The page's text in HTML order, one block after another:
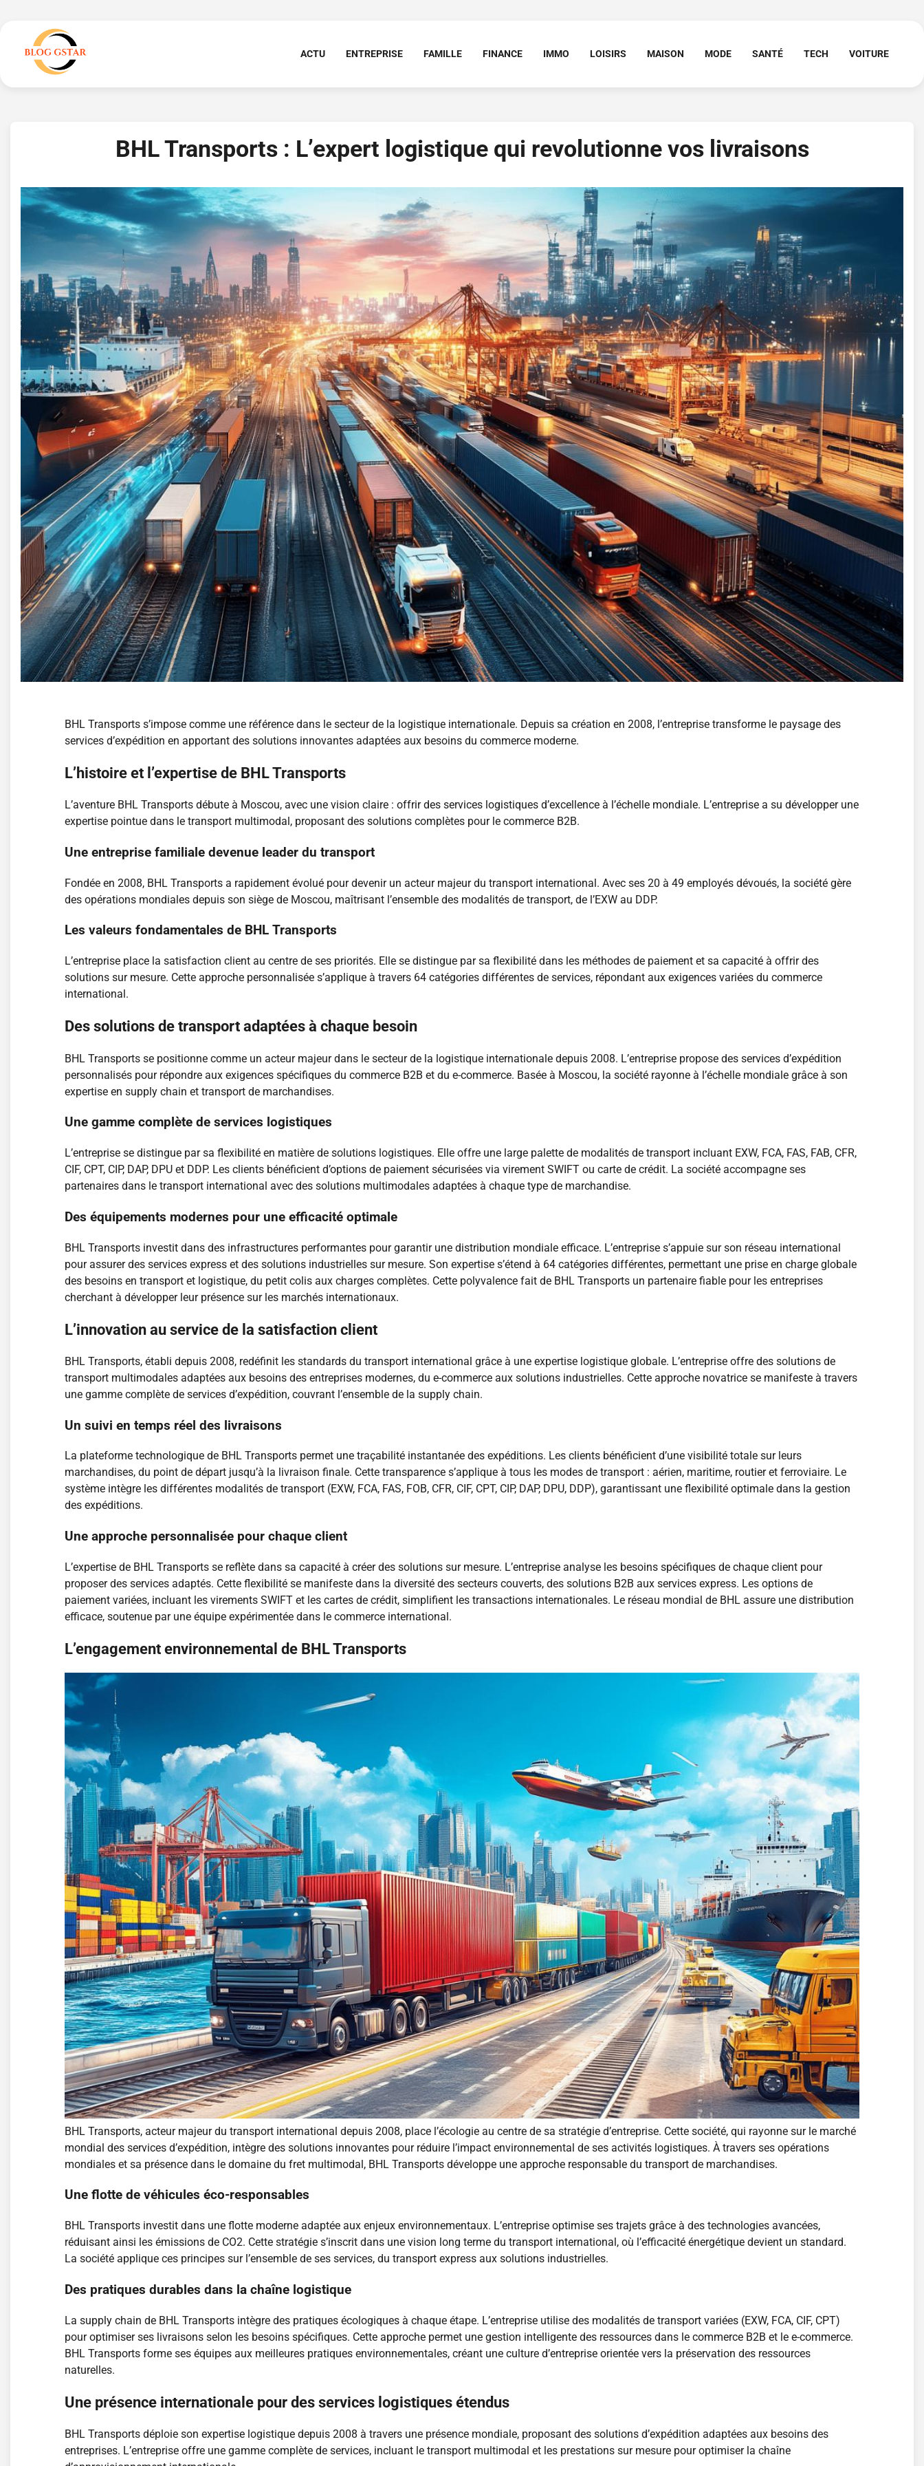
content
ACTU ENTREPRISE FAMILLE FINANCE IMMO LOISIRS MAISON MODE SANTÉ TECH VOITURE
BHL Transports : L’expert logistique qui revolutionne vos livraisons
BHL Transports s’impose comme une référence dans le secteur de la logistique internationale. Depuis sa création en 2008, l’entreprise transforme le paysage des
services d’expédition en apportant des solutions innovantes adaptées aux besoins du commerce moderne.
L’histoire et l’expertise de BHL Transports
L’aventure BHL Transports débute à Moscou, avec une vision claire : offrir des services logistiques d’excellence à l’échelle mondiale. L’entreprise a su développer une
expertise pointue dans le transport multimodal, proposant des solutions complètes pour le commerce B2B.
Une entreprise familiale devenue leader du transport
Fondée en 2008, BHL Transports a rapidement évolué pour devenir un acteur majeur du transport international. Avec ses 20 à 49 employés dévoués, la société gère
des opérations mondiales depuis son siège de Moscou, maîtrisant l’ensemble des modalités de transport, de l’EXW au DDP.
Les valeurs fondamentales de BHL Transports
L’entreprise place la satisfaction client au centre de ses priorités. Elle se distingue par sa flexibilité dans les méthodes de paiement et sa capacité à offrir des
solutions sur mesure. Cette approche personnalisée s’applique à travers 64 catégories différentes de services, répondant aux exigences variées du commerce
international.
Des solutions de transport adaptées à chaque besoin
BHL Transports se positionne comme un acteur majeur dans le secteur de la logistique internationale depuis 2008. L’entreprise propose des services d’expédition
personnalisés pour répondre aux exigences spécifiques du commerce B2B et du e-commerce. Basée à Moscou, la société rayonne à l’échelle mondiale grâce à son
expertise en supply chain et transport de marchandises.
Une gamme complète de services logistiques
L’entreprise se distingue par sa flexibilité en matière de solutions logistiques. Elle offre une large palette de modalités de transport incluant EXW, FCA, FAS, FAB, CFR,
CIF, CPT, CIP, DAP, DPU et DDP. Les clients bénéficient d’options de paiement sécurisées via virement SWIFT ou carte de crédit. La société accompagne ses
partenaires dans le transport international avec des solutions multimodales adaptées à chaque type de marchandise.
Des équipements modernes pour une efficacité optimale
BHL Transports investit dans des infrastructures performantes pour garantir une distribution mondiale efficace. L’entreprise s’appuie sur son réseau international
pour assurer des services express et des solutions industrielles sur mesure. Son expertise s’étend à 64 catégories différentes, permettant une prise en charge globale
des besoins en transport et logistique, du petit colis aux charges complètes. Cette polyvalence fait de BHL Transports un partenaire fiable pour les entreprises
cherchant à développer leur présence sur les marchés internationaux.
L’innovation au service de la satisfaction client
BHL Transports, établi depuis 2008, redéfinit les standards du transport international grâce à une expertise logistique globale. L’entreprise offre des solutions de
transport multimodales adaptées aux besoins des entreprises modernes, du e-commerce aux solutions industrielles. Cette approche novatrice se manifeste à travers
une gamme complète de services d’expédition, couvrant l’ensemble de la supply chain.
Un suivi en temps réel des livraisons
La plateforme technologique de BHL Transports permet une traçabilité instantanée des expéditions. Les clients bénéficient d’une visibilité totale sur leurs
marchandises, du point de départ jusqu’à la livraison finale. Cette transparence s’applique à tous les modes de transport : aérien, maritime, routier et ferroviaire. Le
système intègre les différentes modalités de transport (EXW, FCA, FAS, FOB, CFR, CIF, CPT, CIP, DAP, DPU, DDP), garantissant une flexibilité optimale dans la gestion
des expéditions.
Une approche personnalisée pour chaque client
L’expertise de BHL Transports se reflète dans sa capacité à créer des solutions sur mesure. L’entreprise analyse les besoins spécifiques de chaque client pour
proposer des services adaptés. Cette flexibilité se manifeste dans la diversité des secteurs couverts, des solutions B2B aux services express. Les options de
paiement variées, incluant les virements SWIFT et les cartes de crédit, simplifient les transactions internationales. Le réseau mondial de BHL assure une distribution
efficace, soutenue par une équipe expérimentée dans le commerce international.
L’engagement environnemental de BHL Transports
BHL Transports, acteur majeur du transport international depuis 2008, place l’écologie au centre de sa stratégie d’entreprise. Cette société, qui rayonne sur le marché
mondial des services d’expédition, intègre des solutions innovantes pour réduire l’impact environnemental de ses activités logistiques. À travers ses opérations
mondiales et sa présence dans le domaine du fret multimodal, BHL Transports développe une approche responsable du transport de marchandises.
Une flotte de véhicules éco-responsables
BHL Transports investit dans une flotte moderne adaptée aux enjeux environnementaux. L’entreprise optimise ses trajets grâce à des technologies avancées,
réduisant ainsi les émissions de CO2. Cette stratégie s’inscrit dans une vision long terme du transport international, où l’efficacité énergétique devient un standard.
La société applique ces principes sur l’ensemble de ses services, du transport express aux solutions industrielles.
Des pratiques durables dans la chaîne logistique
La supply chain de BHL Transports intègre des pratiques écologiques à chaque étape. L’entreprise utilise des modalités de transport variées (EXW, FCA, CIF, CPT)
pour optimiser ses livraisons selon les besoins spécifiques. Cette approche permet une gestion intelligente des ressources dans le commerce B2B et le e-commerce.
BHL Transports forme ses équipes aux meilleures pratiques environnementales, créant une culture d’entreprise orientée vers la préservation des ressources
naturelles.
Une présence internationale pour des services logistiques étendus
BHL Transports déploie son expertise logistique depuis 2008 à travers une présence mondiale, proposant des solutions d’expédition adaptées aux besoins des
entreprises. L’entreprise offre une gamme complète de services, incluant le transport multimodal et les prestations sur mesure pour optimiser la chaîne